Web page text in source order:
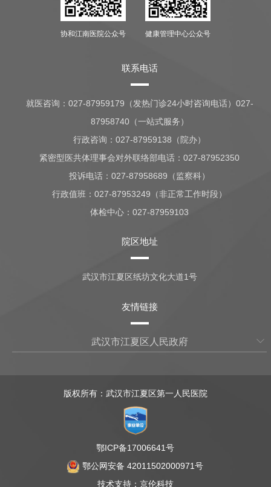
协和江南医院公众号 健康管理中心公众号
联系电话
就医咨询： 027-87959179（发热门诊24小时咨询电话）027-
87958740（一站式服务）
行政咨询：027-87959138（院办）
紧密型医共体理事会对外联络部电话：027-87952350
投诉电话：027-87958689（监察科）
行政值班：027-87953249（非正常工作时段）
体检中心：027-87959103
院区地址
武汉市江夏区纸坊文化大道1号
友情链接
武汉市江夏区人民政府
版权所有：武汉市江夏区第一人民医院
鄂ICP备17006641号
鄂公网安备 42011502000971号
技术支持： 京伦科技